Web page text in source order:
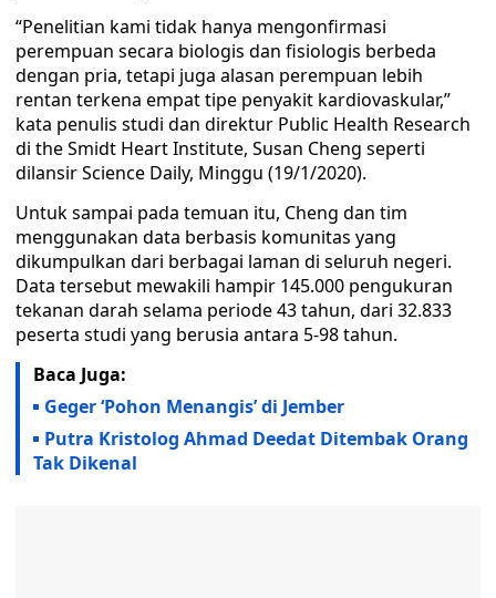
“Penelitian kami tidak hanya mengonfirmasi
perempuan secara biologis dan fisiologis berbeda
dengan pria, tetapi juga alasan perempuan lebih
rentan terkena empat tipe penyakit kardiovaskular,”
kata penulis studi dan direktur Public Health Research
di the Smidt Heart Institute, Susan Cheng seperti
dilansir Science Daily, Minggu (19/1/2020).
Untuk sampai pada temuan itu, Cheng dan tim
menggunakan data berbasis komunitas yang
dikumpulkan dari berbagai laman di seluruh negeri.
Data tersebut mewakili hampir 145.000 pengukuran
tekanan darah selama periode 43 tahun, dari 32.833
peserta studi yang berusia antara 5-98 tahun.
Baca Juga:
Geger ‘Pohon Menangis’ di Jember
Putra Kristolog Ahmad Deedat Ditembak Orang
Tak Dikenal